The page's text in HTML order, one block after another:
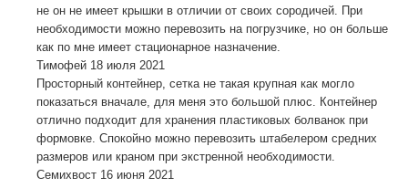
не он не имеет крышки в отличии от своих сородичей. При
необходимости можно перевозить на погрузчике, но он больше
как по мне имеет стационарное назначение.
Тимофей 18 июля 2021
Просторный контейнер, сетка не такая крупная как могло
показаться вначале, для меня это большой плюс. Контейнер
отлично подходит для хранения пластиковых болванок при
формовке. Спокойно можно перевозить штабелером средних
размеров или краном при экстренной необходимости.
Семихвост 16 июня 2021